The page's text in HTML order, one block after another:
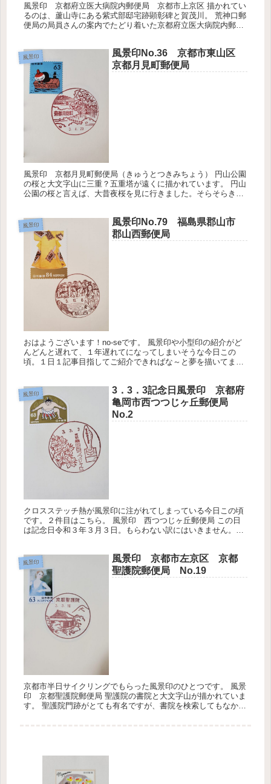
風景印 京都府立医大病院内郵便局 京都市上京区 描かれてい
るのは、蘆山寺にある紫式部邸宅跡顕彰碑と賀茂川。 荒神口郵
便局の局員さんの案内でたどり着いた京都府立医大病院内郵便
風景印
風景印No.36 京都市東山区
京都月見町郵便局
風景印 京都月見町郵便局（きゅうとつきみちょう） 円山公園
の桜と大文字山に三重？五重塔が遠くに描かれています。 円山
公園の桜と言えば、大昔夜桜を見に行きました。そらそらきれ
風景印
風景印No.79 福島県郡山市
郡山西郵便局
おはようございます！no-seです。 風景印や小型印の紹介がど
んどんと遅れて、１年遅れてになってしまいそうな今日この
頃。１日１記事目指してご紹介できればな～と夢を描いてま
風景印
3．3．3記念日風景印 京都府
亀岡市西つつじヶ丘郵便局
No.2
クロスステッチ熱が風景印に注がれてしまっている今日この頃
です。２件目はこちら。 風景印 西つつじヶ丘郵便局 この日
は記念日令和３年３月３日。もらわない訳にはいきません。走
風景印
風景印 京都市左京区 京都
聖護院郵便局 No.19
京都市半日サイクリングでもらった風景印のひとつです。 風景
印 京都聖護院郵便局 聖護院の書院と大文字山が描かれていま
す。 聖護院門跡がとても有名ですが、書院を検索してもなかな